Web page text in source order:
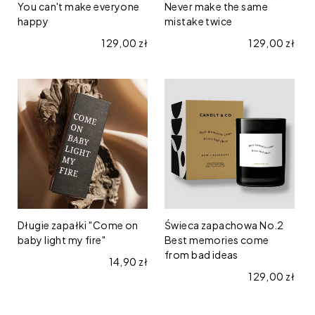
You can't make everyone
happy
Cena regularna
129,00 zł
twice
Never make the same
mistake twice
Cena
129,00 zł
Długie
zapałki
"Come
fire"
Długie zapałki "Come on
baby light my fire"
Cena regularna
14,90 zł
zapachowa
No.2
Best
memories
come
bad
ideas
Świeca zapachowa No.2
Best memories come
from bad ideas
Cena
129,00 zł